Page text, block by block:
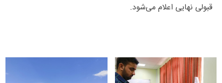
قبولی نهایی اعلام می‌شود.